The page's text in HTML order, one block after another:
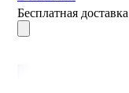
Бесплатная доставка